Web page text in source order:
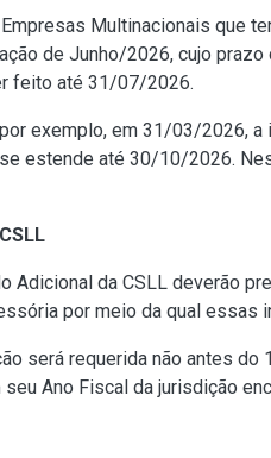
Multinacionais que
de Junho/2026, cujo
feito até 31/07/2026.
exemplo, em 31/03/2026,
estende até 30/10/2026.
Adicional da CSLL deverão
por meio da qual essas
será requerida não antes
Ano Fiscal da jurisdição